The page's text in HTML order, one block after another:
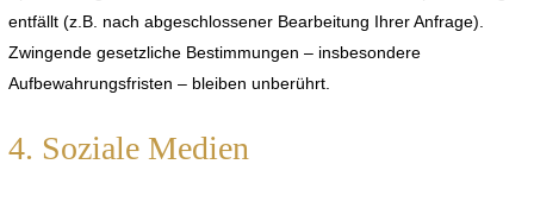
entfällt (z.B. nach abgeschlossener Bearbeitung Ihrer Anfrage).
Zwingende gesetzliche Bestimmungen – insbesondere
Aufbewahrungsfristen – bleiben unberührt.
4. Soziale Medien